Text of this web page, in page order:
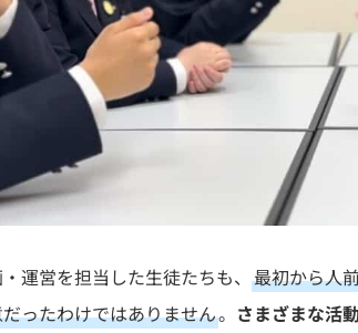
運営を担当した生徒たちも、 最初から人
ったわけではありません。 さまざまな活